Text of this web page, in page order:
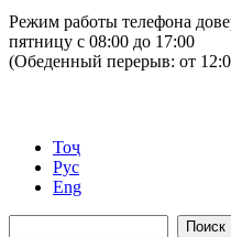
Режим работы телефона
пятницу с 08:00 до 17:00
(Обеденный перерыв: от
Тоҷ
Рус
Eng
Поиск